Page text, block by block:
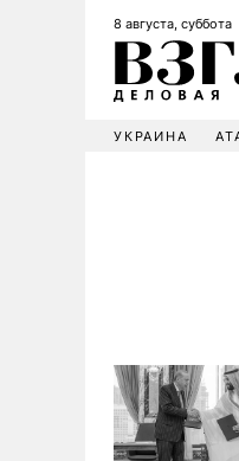
8 августа, суббота
УКРАИНА